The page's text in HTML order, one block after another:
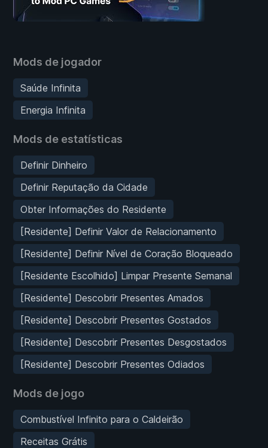
Mods de jogador
Saúde Infinita
Energia Infinita
Mods de estatísticas
Definir Dinheiro
Definir Reputação da Cidade
Obter Informações do Residente
[Residente] Definir Valor de Relacionamento
[Residente] Definir Nível de Coração Bloqueado
[Residente Escolhido] Limpar Presente Semanal
[Residente] Descobrir Presentes Amados
[Residente] Descobrir Presentes Gostados
[Residente] Descobrir Presentes Desgostados
[Residente] Descobrir Presentes Odiados
Mods de jogo
Combustível Infinito para o Caldeirão
Receitas Grátis